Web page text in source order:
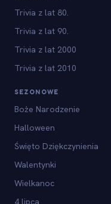
Trivia z lat 80.
Trivia z lat 90.
Trivia z lat 2000
Trivia z lat 2010
SEZONOWE
Boże Narodzenie
Halloween
Święto Dziękczynienia
Walentynki
Wielkanoc
4 lipca